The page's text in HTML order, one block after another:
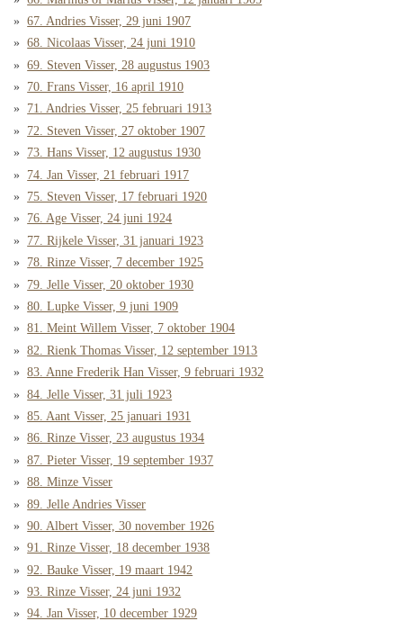
67. Andries Visser, 29 juni 1907
68. Nicolaas Visser, 24 juni 1910
69. Steven Visser, 28 augustus 1903
70. Frans Visser, 16 april 1910
71. Andries Visser, 25 februari 1913
72. Steven Visser, 27 oktober 1907
73. Hans Visser, 12 augustus 1930
74. Jan Visser, 21 februari 1917
75. Steven Visser, 17 februari 1920
76. Age Visser, 24 juni 1924
77. Rijkele Visser, 31 januari 1923
78. Rinze Visser, 7 december 1925
79. Jelle Visser, 20 oktober 1930
80. Lupke Visser, 9 juni 1909
81. Meint Willem Visser, 7 oktober 1904
82. Rienk Thomas Visser, 12 september 1913
83. Anne Frederik Han Visser, 9 februari 1932
84. Jelle Visser, 31 juli 1923
85. Aant Visser, 25 januari 1931
86. Rinze Visser, 23 augustus 1934
87. Pieter Visser, 19 september 1937
88. Minze Visser
89. Jelle Andries Visser
90. Albert Visser, 30 november 1926
91. Rinze Visser, 18 december 1938
92. Bauke Visser, 19 maart 1942
93. Rinze Visser, 24 juni 1932
94. Jan Visser, 10 december 1929